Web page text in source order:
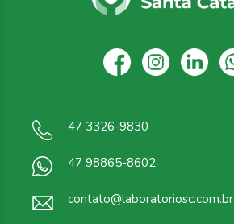
47 3326-9830
47 98865-8602
contato@laboratoriosc.com.br